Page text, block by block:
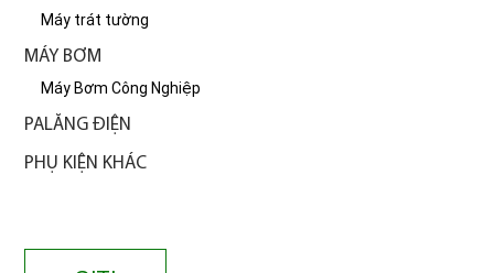
Máy trát tường
MÁY BƠM
Máy Bơm Công Nghiệp
PALĂNG ĐIỆN
PHỤ KIỆN KHÁC